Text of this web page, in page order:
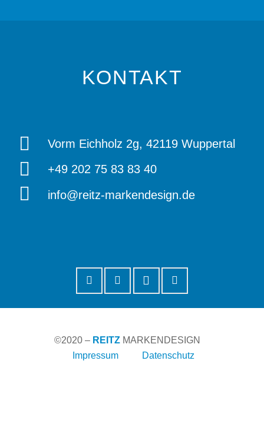
KONTAKT
Vorm Eichholz 2g, 42119 Wuppertal
+49 202 75 83 83 40
info@reitz-markendesign.de
©2020 – REITZ MARKENDESIGN
Impressum
Datenschutz